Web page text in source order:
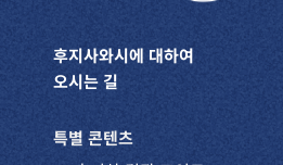
후지사와시에 대하여
오시는 길
특별 콘텐츠